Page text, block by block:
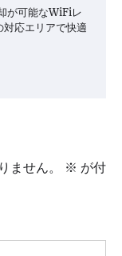
が可能なWiFiレ
応エリアで快適
ません。 ※ が付